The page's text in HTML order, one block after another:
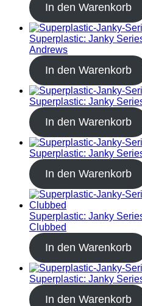
In den Warenkorb
Superplastic: Janky
Andrews
In den Warenkorb
Superplastic: Janky
In den Warenkorb
Superplastic: Janky
In den Warenkorb
Superplastic: Janky
Clubbed
In den Warenkorb
Superplastic: Janky
In den Warenkorb